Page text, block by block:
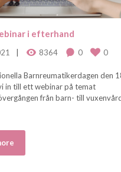
i efterhand
8364 0 0
Barnreumatikerdagen den
in till ett webinar på temat
från barn- till